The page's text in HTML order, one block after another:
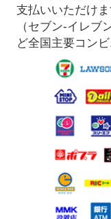
支払いいただけま
（セブン-イレブ
ど全国主要コンビ